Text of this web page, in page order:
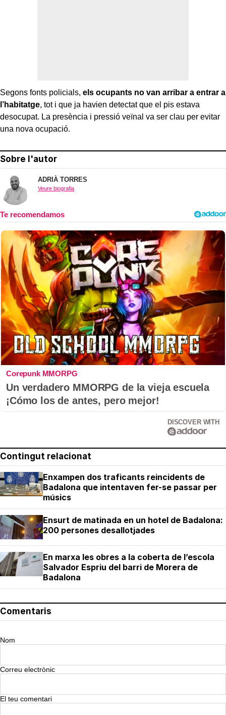
Segons fonts policials, els ocupants no van arribar a entrar a
l’habitatge, tot i que ja havien detectat que el pis estava
desocupat. La presència i pressió veïnal va ser clau per evitar
una nova ocupació.
Sobre l'autor
ADRIÀ TORRES
Veure biografia
Corepunk MMORPG
Un verdadero MMORPG de la vieja escuela
¡Cómo los de antes, pero mejor!
DISCOVER WITH
Contingut relacionat
Enxampen dos traficants reincidents de
Badalona que intentaven fer-se passar per
músics
Ensurt de matinada en un hotel de Badalona:
200 persones desallotjades
En marxa les obres a la coberta de l’escola
Salvador Espriu del barri de Morera de
Badalona
Comentaris
Nom
Correu electrònic
El teu comentari